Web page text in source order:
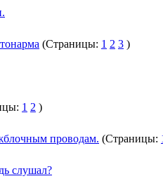
(Страницы: 1 2 3 )
1 2 )
проводам. (Страницы:
слушал?